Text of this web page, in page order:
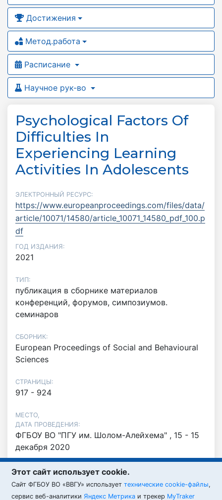
Достижения
Метод.работа
Расписание
Научное рук-во
Psychological Factors Of
Difficulties In
Experiencing Learning
Activities In Adolescents
ЭЛЕКТРОННЫЙ РЕСУРС:
https://www.europeanproceedings.com/files/data/
article/10071/14580/article_10071_14580_pdf_100.p
df
ГОД ИЗДАНИЯ:
2021
ТИП:
публикация в сборнике материалов
конференций, форумов, симпозиумов.
семинаров
СБОРНИК:
European Proceedings of Social and Behavioural
Sciences
СТРАНИЦЫ:
917 - 924
МЕСТО,
ДАТА ПРОВЕДЕНИЯ:
ФГБОУ ВО "ПГУ им. Шолом-Алейхема" , 15 - 15
декабря 2020
ФАЙЛЫ:
PDF article_10071_14580_pdf_100.pdf 320.35 Kb
PDF Сканирование 7 дек. 2021 г..pdf 501.69 Kb
Этот сайт использует cookie.
Cайт ФГБОУ ВО «ВВГУ» использует технические cookie-файлы,
сервис веб-аналитики Яндекс Метрика и трекер MyTraker